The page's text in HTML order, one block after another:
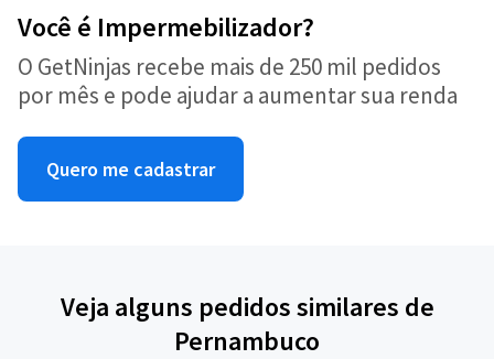
Você é Impermebilizador?
O GetNinjas recebe mais de 250 mil pedidos
por mês e pode ajudar a aumentar sua renda
Quero me cadastrar
Veja alguns pedidos similares de
Pernambuco